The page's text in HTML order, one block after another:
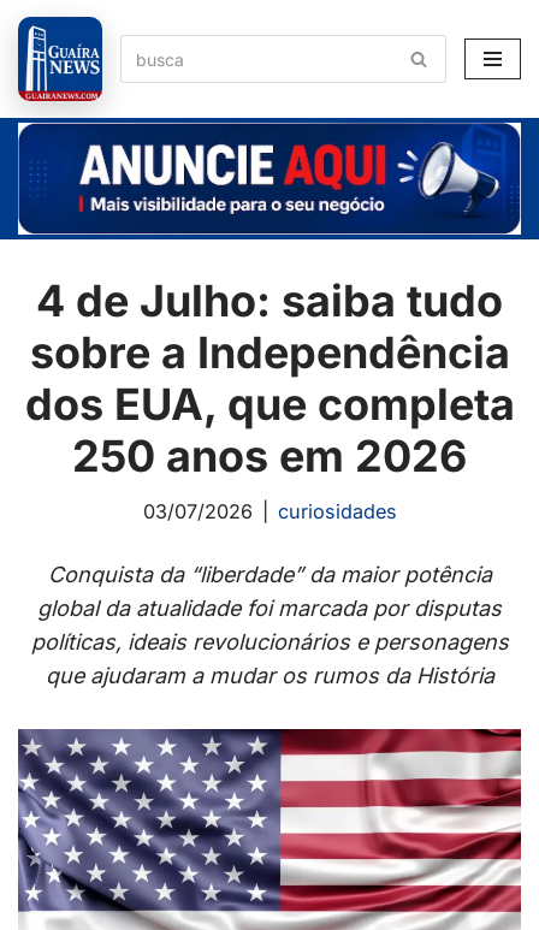
Pular
para
o
conteúdo
4 de Julho: saiba tudo
sobre a Independência
dos EUA, que completa
250 anos em 2026
03/07/2026 curiosidades
Conquista da “liberdade” da maior potência
global da atualidade foi marcada por disputas
políticas, ideais revolucionários e personagens
que ajudaram a mudar os rumos da História